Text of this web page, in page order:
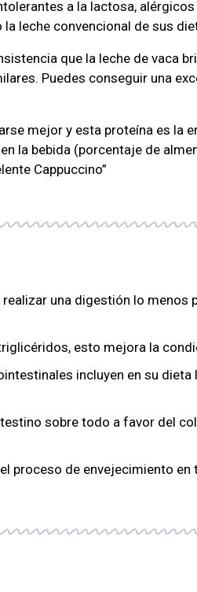
a la lactosa,
leche convencional de sus
que la leche de vaca
Puedes conseguir una
mejor y esta proteína es la
la bebida (porcentaje de
Cappuccino”
una digestión lo menos
esto mejora la
incluyen en su dieta
sobre todo a favor del
proceso de envejecimiento en